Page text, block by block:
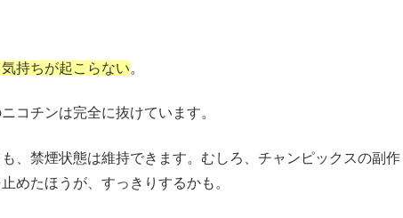
持ちが起こらない。
コチンは完全に抜けています。
、禁煙状態は維持できます。むしろ、チャンピックスの副作
めたほうが、すっきりするかも。